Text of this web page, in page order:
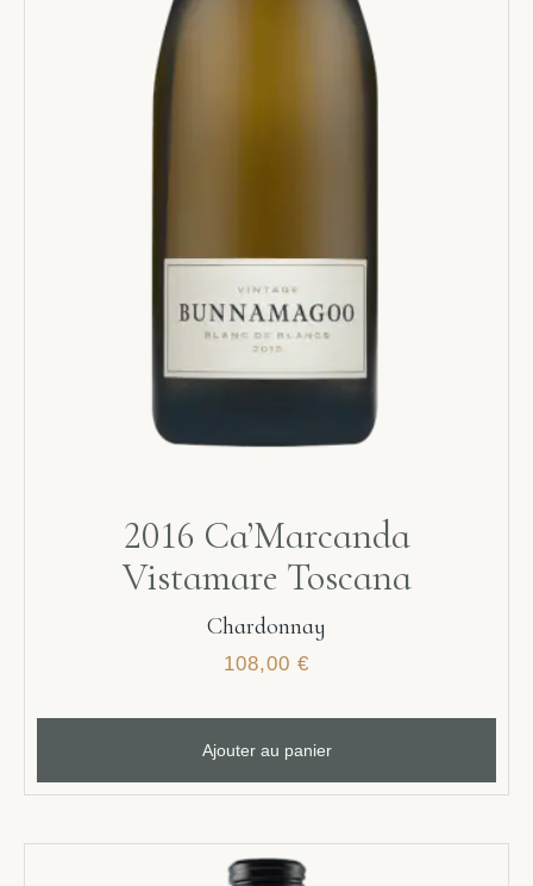
2016 Ca’Marcanda
Vistamare Toscana
Chardonnay
108,00 €
Ajouter au panier